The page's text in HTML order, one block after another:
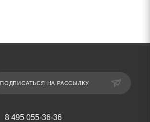
ПОДПИСАТЬСЯ НА РАССЫЛКУ
8 495 055-36-36